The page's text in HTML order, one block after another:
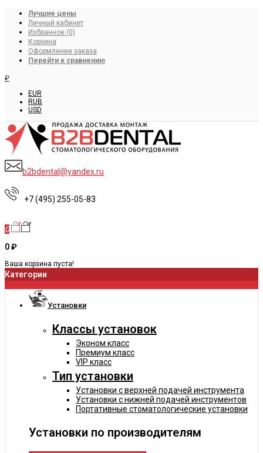
Лучшие цены
Личный кабинет
Избранное (0)
Корзина
Оформление заказа
Перейти к сравнению
₽
EUR
RUB
USD
b2bdental@yandex.ru
+7 (495) 255-05-83
0
0 ₽
Ваша корзина пуста!
Категории
Установки
Классы установок
Эконом класс
Премиум класс
VIP класс
Тип установки
Установки с верхней подачей инструмента
Установки с нижней подачей инструментов
Портативные стоматологические установки
Установки по производителям